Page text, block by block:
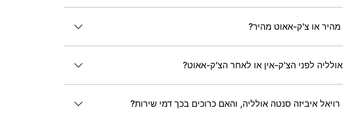
מהיר או צ'ק-אאוט מהיר?
אולליה לפני הצ'ק-אין או לאחר הצ'ק-אאוט?
איביזה סנטה אולליה, והאם כרוכים בכך דמי שירות?